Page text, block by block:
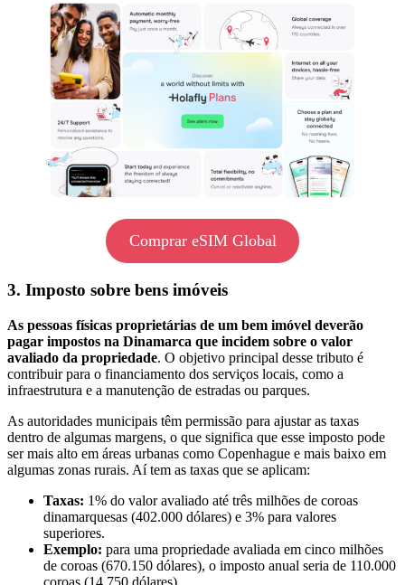
Comprar eSIM Global
3. Imposto sobre bens imóveis
As pessoas físicas proprietárias de um bem imóvel deverão
pagar impostos na Dinamarca que incidem sobre o valor
avaliado da propriedade. O objetivo principal desse tributo é
contribuir para o financiamento dos serviços locais, como a
infraestrutura e a manutenção de estradas ou parques.
As autoridades municipais têm permissão para ajustar as taxas
dentro de algumas margens, o que significa que esse imposto pode
ser mais alto em áreas urbanas como Copenhague e mais baixo em
algumas zonas rurais. Aí tem as taxas que se aplicam:
Taxas: 1% do valor avaliado até três milhões de coroas
dinamarquesas (402.000 dólares) e 3% para valores
superiores.
Exemplo: para uma propriedade avaliada em cinco milhões
de coroas (670.150 dólares), o imposto anual seria de 110.000
coroas (14.750 dólares).